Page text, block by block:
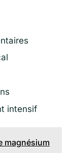
intensif
magnésium